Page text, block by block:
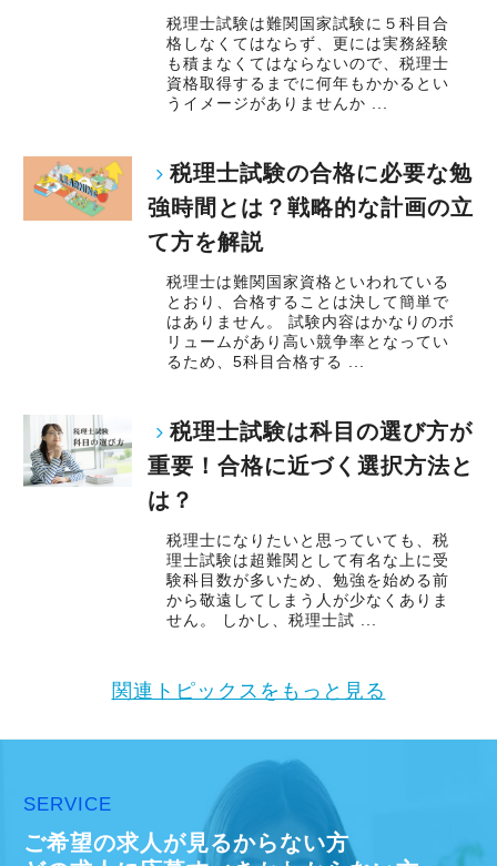
税理士試験は難関国家試験に５科目合
格しなくてはならず、更には実務経験
も積まなくてはならないので、税理士
資格取得するまでに何年もかかるとい
うイメージがありませんか ...
税理士試験の合格に必要な勉
強時間とは？戦略的な計画の立
て方を解説
税理士は難関国家資格といわれている
とおり、合格することは決して簡単で
はありません。 試験内容はかなりのボ
リュームがあり高い競争率となってい
るため、5科目合格する ...
税理士試験は科目の選び方が
重要！合格に近づく選択方法と
は？
税理士になりたいと思っていても、税
理士試験は超難関として有名な上に受
験科目数が多いため、勉強を始める前
から敬遠してしまう人が少なくありま
せん。 しかし、税理士試 ...
関連トピックスをもっと見る
SERVICE
ご希望の求人が見るからない方